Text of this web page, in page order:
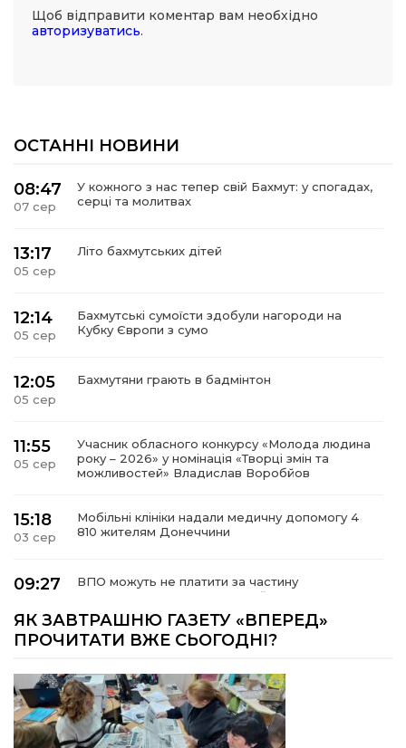
Щоб відправити коментар вам необхідно
авторизуватись.
ОСТАННІ НОВИНИ
08:47
07 сер
У кожного з нас тепер свій Бахмут: у спогадах,
серці та молитвах
13:17
05 сер
Літо бахмутських дітей
12:14
05 сер
Бахмутські сумоїсти здобули нагороди на
Кубку Європи з сумо
12:05
05 сер
Бахмутяни грають в бадмінтон
11:55
05 сер
Учасник обласного конкурсу «Молода людина
року – 2026» у номінація «Творці змін та
можливостей» Владислав Воробйов
15:18
03 сер
Мобільні клініки надали медичну допомогу 4
810 жителям Донеччини
09:27
ВПО можуть не платити за частину
комунальних послуг: про що йдеться
14:12
Досі ВПО? Юристка розповіла, коли
внутрішньо переміщеної особи
14:04
01 сер
Учасниця обласного конкурсу «Молода
людина року – 2026» у номінації «Пульс життя»
ЯК ЗАВТРАШНЮ ГАЗЕТУ «ВПЕРЕД»
ПРОЧИТАТИ ВЖЕ СЬОГОДНІ?